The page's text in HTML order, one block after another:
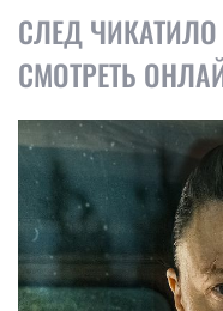
СЛЕД ЧИКАТИЛО
СМОТРЕТЬ